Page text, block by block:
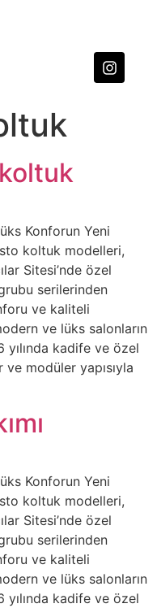
Konforun Yeni
koltuk modelleri,
Sitesi’nde özel
serilerinden
ve kaliteli
ve lüks salonların
yılında kadife ve özel
modüler yapısıyla
Konforun Yeni
koltuk modelleri,
Sitesi’nde özel
serilerinden
ve kaliteli
ve lüks salonların
yılında kadife ve özel